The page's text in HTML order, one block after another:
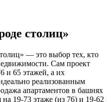
столиц»
— это выбор тех, кто
Сам проект
и 65 этажей, а их
реализованным
апартаментов в башнях
на 19-73 этаже (из 76) и 19-62